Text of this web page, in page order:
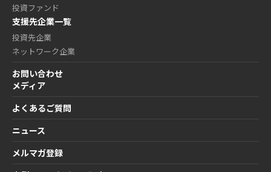
投資ファンド
支援先企業一覧
投資先企業
ネットワーク企業
お問い合わせ
メディア
よくあるご質問
ニュース
メルマガ登録